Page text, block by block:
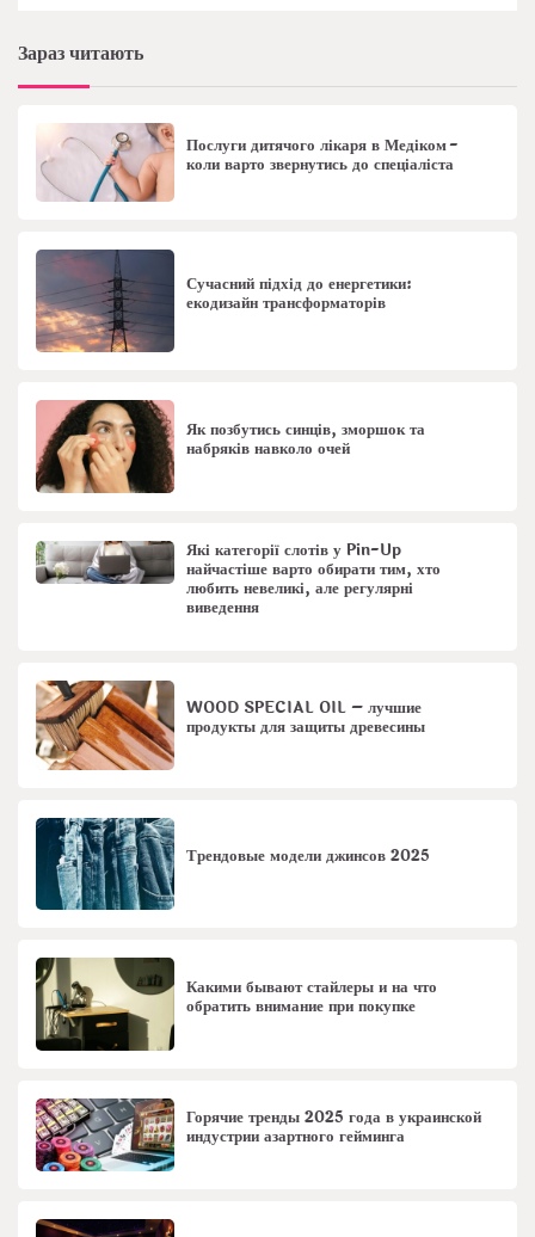
Зараз читають
Послуги дитячого лікаря в Медіком -
коли варто звернутись до спеціаліста
Сучасний підхід до енергетики:
екодизайн трансформаторів
Як позбутись синців, зморшок та
набряків навколо очей
Які категорії слотів у Pin-Up
найчастіше варто обирати тим, хто
любить невеликі, але регулярні
виведення
WOOD SPECIAL OIL – лучшие
продукты для защиты древесины
Трендовые модели джинсов 2025
Какими бывают стайлеры и на что
обратить внимание при покупке
Горячие тренды 2025 года в украинской
индустрии азартного гейминга